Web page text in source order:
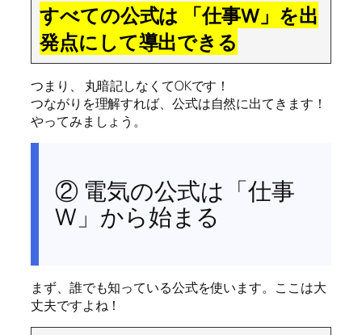
すべての公式は 「仕事W」を出
発点にして導出できる
つまり、 丸暗記しなくてOKです！
つながりを理解すれば、公式は自然に出てきます！
やってみましょう。
② 電気の公式は「仕事
W」から始まる
まず、誰でも知っている公式を使います。ここは大
丈夫ですよね！